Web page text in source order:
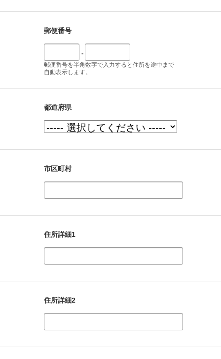
郵便番号
-
郵便番号を半角数字で入力すると住所を途中まで
自動表示します。
都道府県
市区町村
住所詳細1
住所詳細2